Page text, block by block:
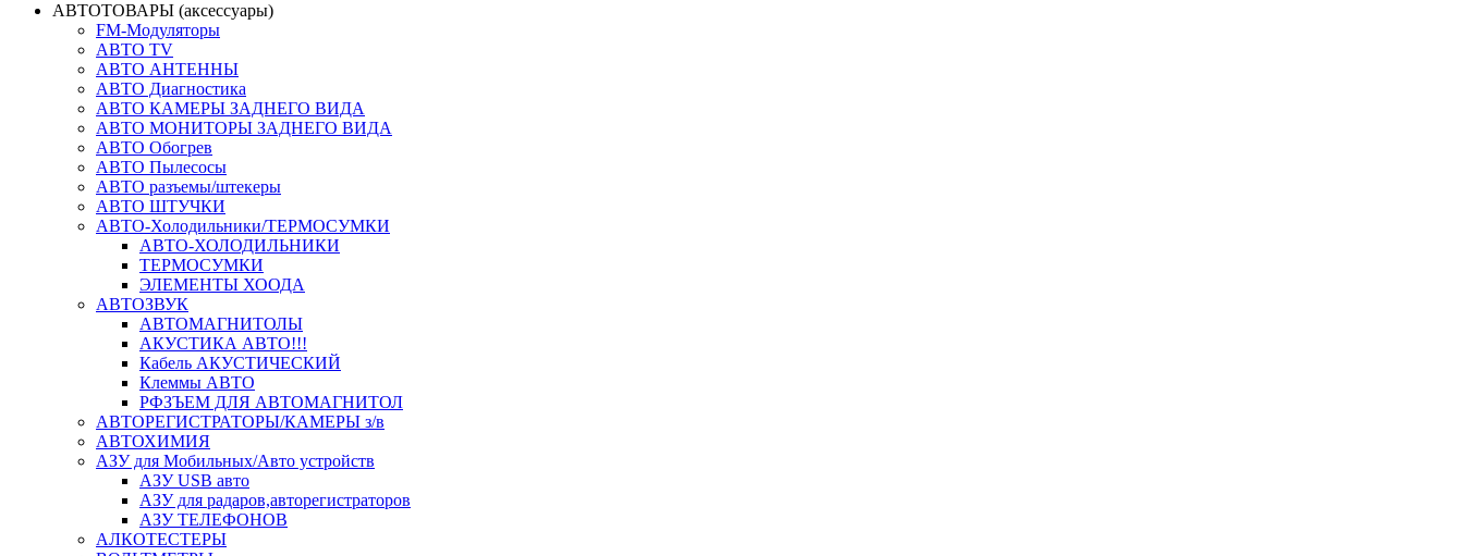
АВТОТОВАРЫ (аксессуары)
FM-Модуляторы
АВТО TV
АВТО АНТЕННЫ
АВТО Диагностика
АВТО КАМЕРЫ ЗАДНЕГО ВИДА
АВТО МОНИТОРЫ ЗАДНЕГО ВИДА
АВТО Обогрев
АВТО Пылесосы
АВТО разъемы/штекеры
АВТО ШТУЧКИ
АВТО-Холодильники/ТЕРМОСУМКИ
АВТО-ХОЛОДИЛЬНИКИ
ТЕРМОСУМКИ
ЭЛЕМЕНТЫ ХООДА
АВТОЗВУК
АВТОМАГНИТОЛЫ
АКУСТИКА АВТО!!!
Кабель АКУСТИЧЕСКИЙ
Клеммы АВТО
РФЗЪЕМ ДЛЯ АВТОМАГНИТОЛ
АВТОРЕГИСТРАТОРЫ/КАМЕРЫ з/в
АВТОХИМИЯ
АЗУ для Мобильных/Авто устройств
АЗУ USB авто
АЗУ для радаров,авторегистраторов
АЗУ ТЕЛЕФОНОВ
АЛКОТЕСТЕРЫ